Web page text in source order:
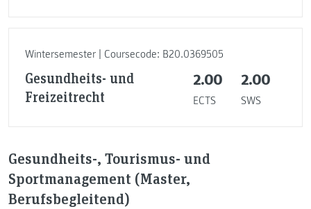
Wintersemester | Coursecode: B20.0369505
Gesundheits- und
Freizeitrecht
2.00
ECTS
2.00
SWS
Gesundheits-, Tourismus- und
Sportmanagement (Master,
Berufsbegleitend)